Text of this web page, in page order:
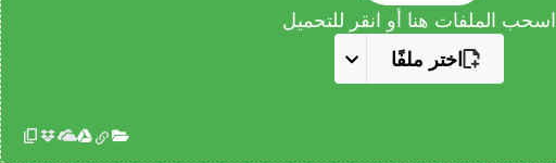
اسحب الملفات هنا أو انقر للتحميل
اختر ملفًا